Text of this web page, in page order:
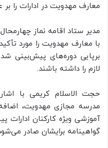
معارف مهدویت در ادارات را بر
مدیر ستاد اقامه نماز
با معارف مهدویت را مورد
برپایی دوره‌های پیش‌بینی
لازم را داشته باشند.
حجت الاسلام کریمی با
مدرسه مجازی مهدویت،
آموزشی ویژه کارکنان
گواهینامه برایشان صادر